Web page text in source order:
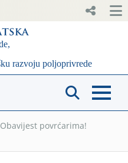
Obavijest povrćarima!